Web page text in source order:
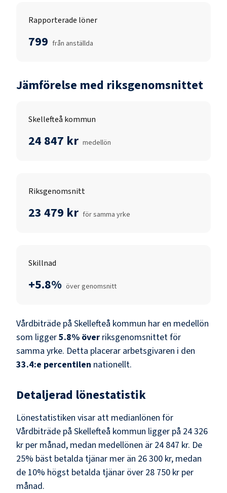
Rapporterade löner
799 från anställda
Jämförelse med riksgenomsnittet
Skellefteå kommun
24 847 kr medellön
Riksgenomsnitt
23 479 kr för samma yrke
Skillnad
+5.8% över genomsnitt
Vårdbiträde på Skellefteå kommun har en medellön
som ligger5.8% över riksgenomsnittet för
samma yrke. Detta placerar arbetsgivaren i den
33.4:e percentilen nationellt.
Detaljerad lönestatistik
Lönestatistiken visar att medianlönen för
Vårdbiträde på Skellefteå kommun ligger på 24 326
kr per månad, medan medellönen är 24 847 kr. De
25% bäst betalda tjänar mer än 26 300 kr, medan
de 10% högst betalda tjänar över 28 750 kr per
månad.